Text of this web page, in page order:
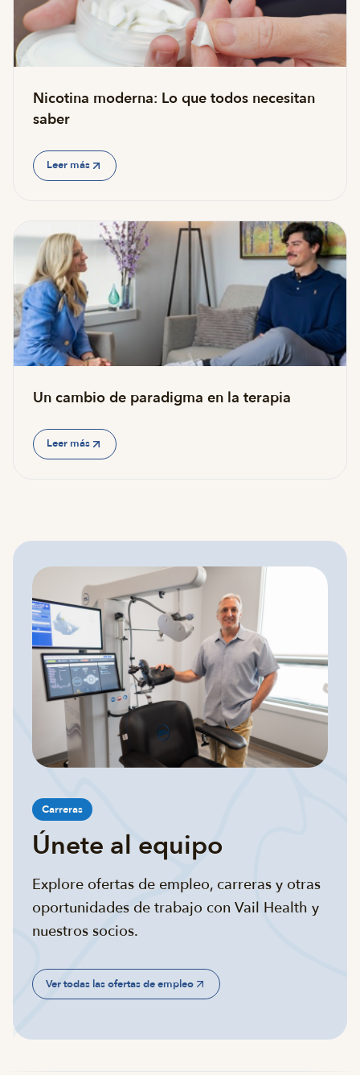
Nicotina moderna: Lo que todos necesitan
saber
Leer más
Un cambio de paradigma en la terapia
Leer más
Carreras
Únete al equipo
Explore ofertas de empleo, carreras y otras
oportunidades de trabajo con Vail Health y
nuestros socios.
Ver todas las ofertas de empleo